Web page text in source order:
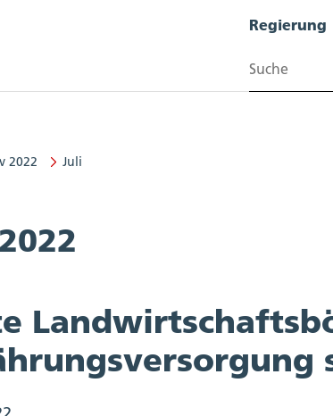
Regierung
Suchen
2022 Juli